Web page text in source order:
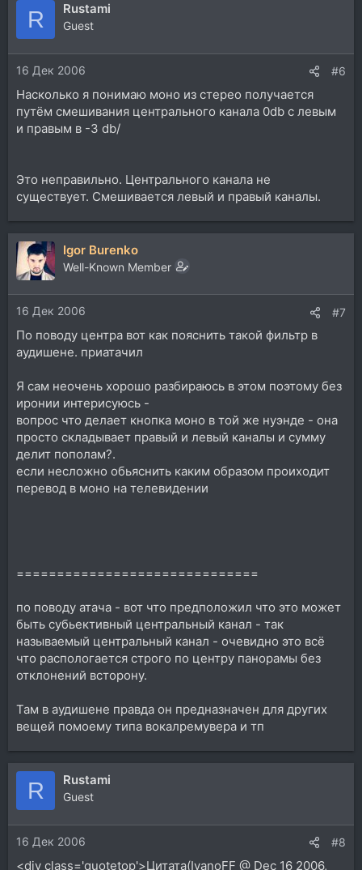
R Rustami
Guest
16 Дек 2006 #6
Насколько я понимаю моно из стерео получается
путём смешивания центрального канала 0db с левым
и правым в -3 db/
Это неправильно. Центрального канала не
существует. Смешивается левый и правый каналы.
Igor Burenko
Well-Known Member
16 Дек 2006 #7
По поводу центра вот как пояснить такой фильтр в
аудишене. приатачил
Я сам неочень хорошо разбираюсь в этом поэтому без
иронии интерисуюсь -
вопрос что делает кнопка моно в той же нуэнде - она
просто складывает правый и левый каналы и сумму
делит пополам?.
если несложно обьяснить каким образом проиходит
перевод в моно на телевидении
==============================
по поводу атача - вот что предположил что это может
быть субьективный центральный канал - так
называемый центральный канал - очевидно это всё
что распологается строго по центру панорамы без
отклонений всторону.
Там в аудишене правда он предназначен для других
вещей помоему типа вокалремувера и тп
R Rustami
Guest
16 Дек 2006 #8
<div class='quotetop'>Цитата(IvanoFF @ Dec 16 2006,